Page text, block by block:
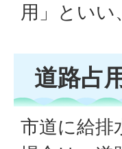
用」といい
道路占
市道に給排